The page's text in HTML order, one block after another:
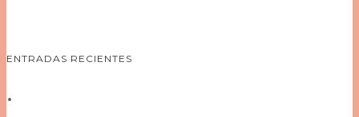
ENTRADAS RECIENTES